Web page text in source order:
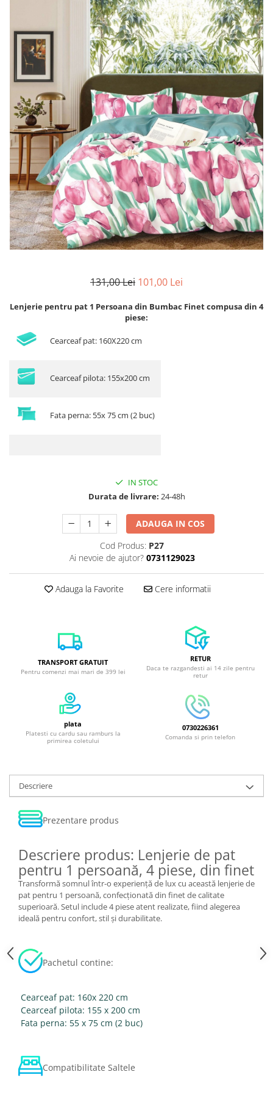
Lenjerii de pat Bumbac 100%
Lenjerii de pat Cocolino
Lenjerii de pat Finet + 2 Draperii
Lenjerii de pat Saten 4 piese cu
131,00 Lei 101,00 Lei
Lenjerie pentru pat 1 Persoana din Bumbac Finet compusa din 4
piese:
Cearceaf pat: 160X220 cm
Cearceaf pilota: 155x200 cm
Fata perna: 55x 75 cm (2 buc)
IN STOC
Durata de livrare: 24-48h
ADAUGA IN COS
Cod Produs: P27
Ai nevoie de ajutor? 0731129023
Adauga la Favorite Cere informatii
TRANSPORT GRATUIT
Pentru comenzi mai mari de 399 lei
RETUR
Daca te razgandesti ai 14 zile pentru
retur
plata
Platesti cu cardu sau ramburs la
primirea coletului
0730226361
Comanda si prin telefon
Descriere
Prezentare produs
Descriere produs: Lenjerie de pat
pentru 1 persoană, 4 piese, din finet
Transformă somnul într-o experiență de lux cu această lenjerie de
pat pentru 1 persoană, confecționată din finet de calitate
superioară. Setul include 4 piese atent realizate, fiind alegerea
ideală pentru confort, stil și durabilitate.
Pachetul contine:
Cearceaf pat: 160x 220 cm
Cearceaf pilota: 155 x 200 cm
Fata perna: 55 x 75 cm (2 buc)
Compatibilitate Saltele